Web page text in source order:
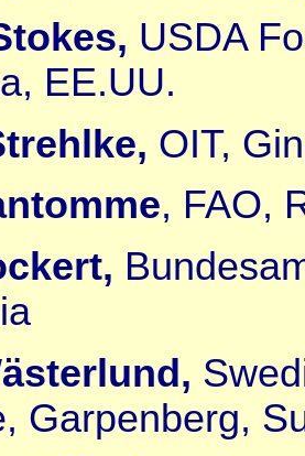
USDA
EE.UU.
OIT,
, FAO,
Garpenberg,